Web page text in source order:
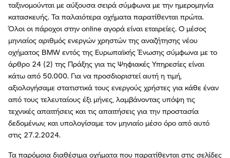
ταξινομούνται με αύξουσα σειρά σύμφωνα με την ημερομηνία
κατασκευής. Τα παλαιότερα οχήματα παρατίθενται πρώτα.
Όλοι οι πάροχοι στην online αγορά είναι εταιρείες. Ο μέσος
μηνιαίος αριθμός ενεργών χρηστών της αναζήτησης νέου
οχήματος BMW εντός της Ευρωπαϊκής Ένωσης σύμφωνα με το
άρθρο 24 (2) της Πράξης για τις Ψηφιακές Υπηρεσίες είναι
κάτω από 50.000. Για να προσδιοριστεί αυτή η τιμή,
αξιολογήσαμε στατιστικά τους ενεργούς χρήστες για κάθε έναν
από τους τελευταίους έξι μήνες, λαμβάνοντας υπόψη τις
τεχνικές απαιτήσεις και τις απαιτήσεις για την προστασία
δεδομένων, και υπολογίσαμε τον μηνιαίο μέσο όρο από αυτό
στις 27.2.2024.
Τα παρόμοια διαθέσιμα οχήματα που παρατίθενται στις σελίδες